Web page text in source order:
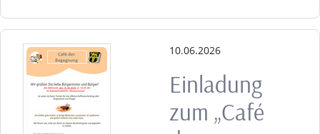
10.06.2026
Einladung
zum „Café